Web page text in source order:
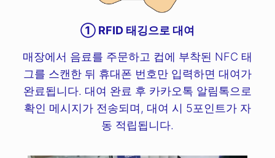
① RFID 태깅으로 대여
매장에서 음료를 주문하고 컵에 부착된 NFC 태
그를 스캔한 뒤 휴대폰 번호만 입력하면 대여가
완료됩니다. 대여 완료 후 카카오톡 알림톡으로
확인 메시지가 전송되며, 대여 시 5포인트가 자
동 적립됩니다.